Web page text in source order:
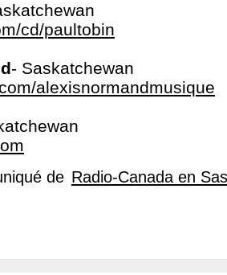
cd/paultobin
- Saskatchewan
alexisnormandmusique
de Radio-Canada en